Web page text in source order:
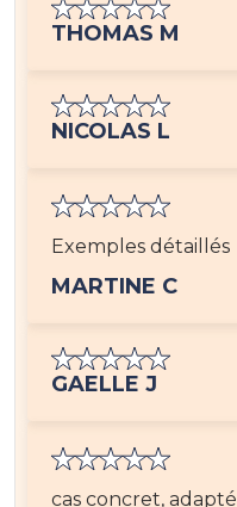
THOMAS M
NICOLAS L
Exemples détaillés
MARTINE C
GAELLE J
cas concret,